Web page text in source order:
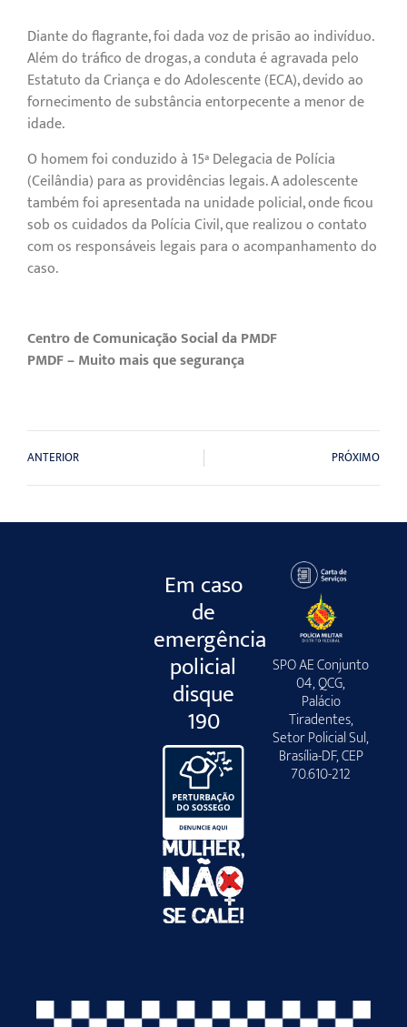
Diante do flagrante, foi dada voz de prisão ao indivíduo.
Além do tráfico de drogas, a conduta é agravada pelo
Estatuto da Criança e do Adolescente (ECA), devido ao
fornecimento de substância entorpecente a menor de
idade.
O homem foi conduzido à 15ª Delegacia de Polícia
(Ceilândia) para as providências legais. A adolescente
também foi apresentada na unidade policial, onde ficou
sob os cuidados da Polícia Civil, que realizou o contato
com os responsáveis legais para o acompanhamento do
caso.
Centro de Comunicação Social da PMDF
PMDF – Muito mais que segurança
ANTERIOR PRÓXIMO
Em caso
de
emergência
policial
disque
190
SPO AE Conjunto
04, QCG,
Palácio
Tiradentes,
Setor Policial Sul,
Brasília-DF, CEP
70.610-212